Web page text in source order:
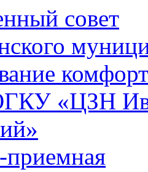
совет
«ЦЗН
приемная